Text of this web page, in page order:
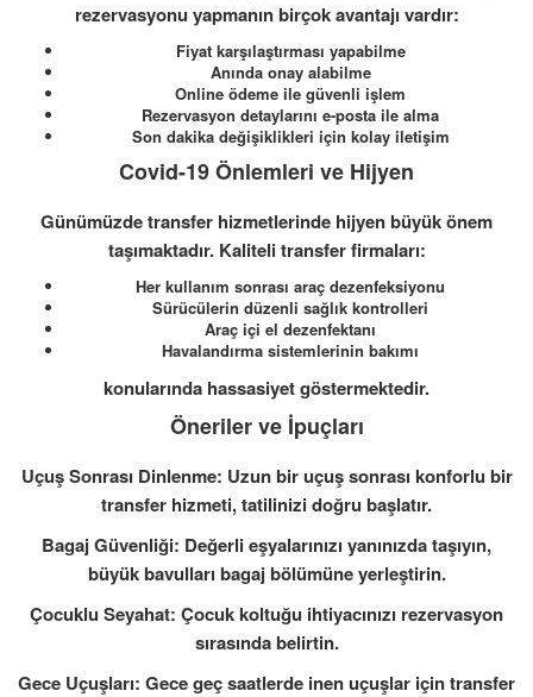
rezervasyonu yapmanın birçok avantajı vardır:
Fiyat karşılaştırması yapabilme
Anında onay alabilme
Online ödeme ile güvenli işlem
Rezervasyon detaylarını e-posta ile alma
Son dakika değişiklikleri için kolay iletişim
Covid-19 Önlemleri ve Hijyen
Günümüzde transfer hizmetlerinde hijyen büyük önem
taşımaktadır. Kaliteli transfer firmaları:
Her kullanım sonrası araç dezenfeksiyonu
Sürücülerin düzenli sağlık kontrolleri
Araç içi el dezenfektanı
Havalandırma sistemlerinin bakımı
konularında hassasiyet göstermektedir.
Öneriler ve İpuçları
Uçuş Sonrası Dinlenme: Uzun bir uçuş sonrası konforlu bir
transfer hizmeti, tatilinizi doğru başlatır.
Bagaj Güvenliği: Değerli eşyalarınızı yanınızda taşıyın,
büyük bavulları bagaj bölümüne yerleştirin.
Çocuklu Seyahat: Çocuk koltuğu ihtiyacınızı rezervasyon
sırasında belirtin.
Gece Uçuşları: Gece geç saatlerde inen uçuşlar için transfer